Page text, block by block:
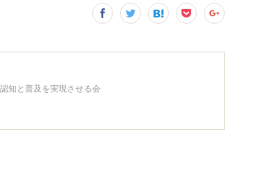
知と普及を実現させる会